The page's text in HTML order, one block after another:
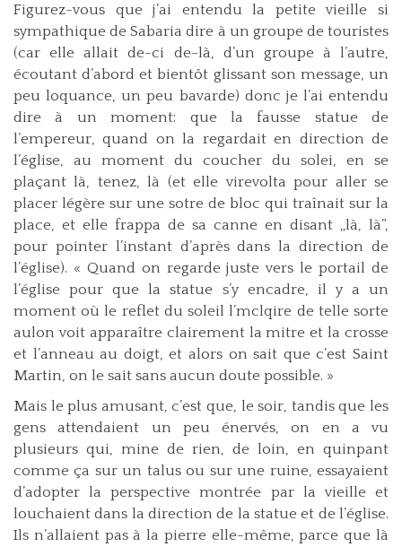
Figurez-vous que j’ai entendu la petite vieille si
sympathique de Sabaria dire à un groupe de touristes
(car elle allait de-ci de-là, d’un groupe à l’autre,
écoutant d’abord et bientôt glissant son message, un
peu loquance, un peu bavarde) donc je l’ai entendu
dire à un moment: que la fausse statue de
l’empereur, quand on la regardait en direction de
l’église, au moment du coucher du solei, en se
plaçant là, tenez, là (et elle virevolta pour aller se
placer légère sur une sotre de bloc qui traînait sur la
place, et elle frappa de sa canne en disant „là, là”,
pour pointer l’instant d’après dans la direction de
l’église). « Quand on regarde juste vers le portail de
l’église pour que la statue s’y encadre, il y a un
moment où le reflet du soleil l’mclqire de telle sorte
aulon voit apparaître clairement la mitre et la crosse
et l’anneau au doigt, et alors on sait que c’est Saint
Martin, on le sait sans aucun doute possible. »
Mais le plus amusant, c’est que, le soir, tandis que les
gens attendaient un peu énervés, on en a vu
plusieurs qui, mine de rien, de loin, en quinpant
comme ça sur un talus ou sur une ruine, essayaient
d’adopter la perspective montrée par la vieille et
louchaient dans la direction de la statue et de l’église.
Ils n’allaient pas à la pierre elle-même, parce que là